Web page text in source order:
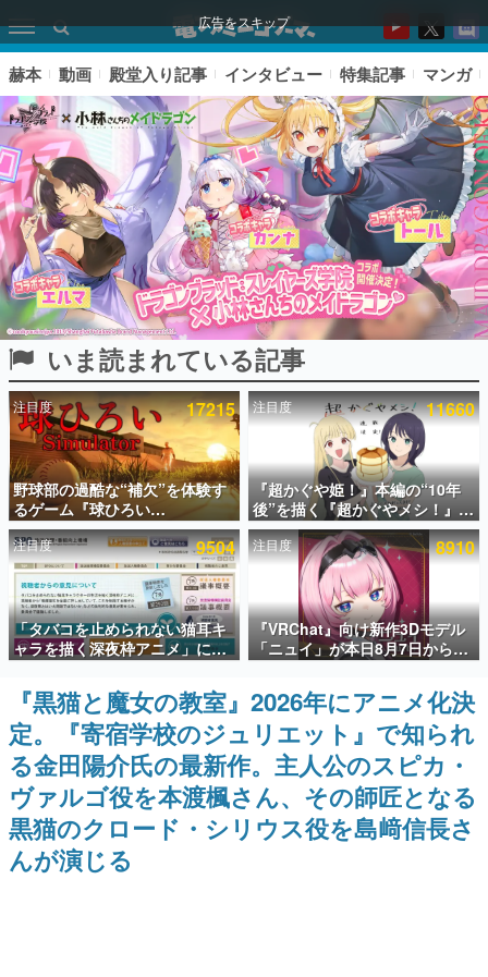
広告をスキップ
ピックアップ
電ファミのいま読まれている記事ランキング
アプリセール情報
インタビュー
連載・特集一覧
殿堂入り記事
SNS拡散数が数千以上！ ページビュー数万以上！ などな
ど。多くの人々に読まれた、電ファミ渾身の“殿堂入り”記
事をまとめました。
ゲームの企画書
名作ゲームクリエイターの方々に製作時のエピソードをお
聞きし、ヒットする企画（ゲーム）とは何か？を探ってい
きます。
赫本
この物語を解いてはいけない。『赫本』は、〈試験問題〉
の形をした短編ホラー小説集です。
新世代に訊く
赫本 動画 殿堂入り記事 インタビュー 特集記事 マンガ
いま読まれている記事
注目度 17215
野球部の過酷な“補欠”を体験す
るゲーム『球ひろい
Simulator』が「1件」のウィッ
シュリストをもとにチェコ語に
対応しSNSで話題に。『キング
ダム・カム』開発元やチェコの
プロ野球選手から称賛の声
注目度 11660
『超かぐや姫！』本編の“10年
後”を描く『超かぐやメシ！』
Web連載決定。新たなWebマン
ガレーベル「ビビビコミック」
にて特別話が掲載スタート、あ
のお話には…まだ続きがある！
注目度 9504
「タバコを止められない猫耳キ
ャラを描く深夜枠アニメ」に視
聴者の一部から批判意見。違法
薬物の使用と思しき描写も含め
て、BPOが議論を交わす
注目度 8910
『VRChat』向け新作3Dモデル
「ニュイ」が本日8月7日から
BOOTHにて発売。瞳に光る星
や感情豊かな表情が、小悪魔か
わいい
『黒猫と魔女の教室』2026年にアニメ化決
定。『寄宿学校のジュリエット』で知られ
る金田陽介氏の最新作。主人公のスピカ・
ヴァルゴ役を本渡楓さん、その師匠となる
黒猫のクロード・シリウス役を島﨑信長さ
んが演じる